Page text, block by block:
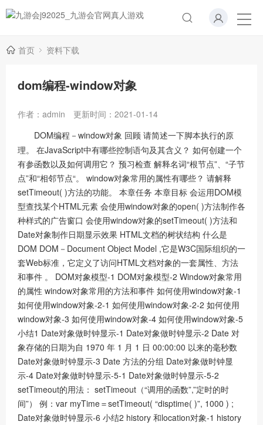
首页 资料下载
dom编程-window对象
作者：admin
更新时间：2021-01-14
DOM编程－window对象 回顾 请简述一下脚本执行的原
理。 在JavaScript中有哪些控制语句及其含义？ 如何创建一个
有参函数以及如何调用它？ 预习检查 解释名词“根节点”、“子节
点”和“相邻节点“。 window对象常用的属性有哪些？ 请解释
setTimeout( )方法的功能。 本章任务 本章目标 会运用DOM模
型查找某个HTML元素 会使用window对象的open( )方法制作各
种样式的广告窗口 会使用window对象的setTimeout( )方法和
Date对象制作日期显示效果 HTML文档的树状结构 什么是
DOM DOM－Document Object Model ,它是W3C国际组织的一
套Web标准，它定义了访问HTML文档对象的一套属性、方法
和事件 。 DOM对象模型-1 DOM对象模型-2 Window对象常用
的属性 window对象常用的方法和事件 如何使用window对象-1
如何使用window对象-2-1 如何使用window对象-2-2 如何使用
window对象-3 如何使用window对象-4 如何使用window对象-5
小结1 Date对象做时钟显示-1 Date对象做时钟显示-2 Date 对
象存储的日期为自 1970 年 1 月 1 日 00:00:00 以来的毫秒数
Date对象做时钟显示-3 Date 方法的分组 Date对象做时钟显
示-4 Date对象做时钟显示-5-1 Date对象做时钟显示-5-2
setTimeout的用法： setTimeout（“调用的函数”,”定时的时
间”） 例：var myTime＝setTimeout( “disptime( )”, 1000 ) ;
Date对象做时钟显示-6 小结2 history 和location对象-1 history